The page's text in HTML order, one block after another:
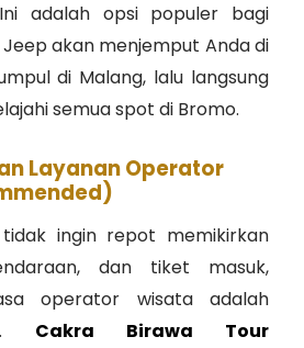
adalah opsi populer bagi
akan menjemput Anda di
di Malang, lalu langsung
semua spot di Bromo.
Layanan Operator
ingin repot memikirkan
dan tiket masuk,
operator wisata adalah
Cakra Birawa Tour